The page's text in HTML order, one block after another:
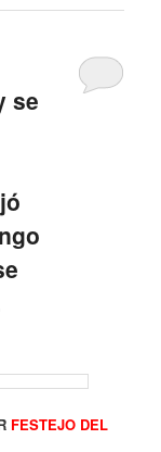
se
FESTEJO DEL